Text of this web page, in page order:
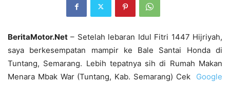
BeritaMotor.Net – Setelah lebaran Idul Fitri 1447 Hijriyah,
saya berkesempatan mampir ke Bale Santai Honda di
Tuntang, Semarang. Lebih tepatnya sih di Rumah Makan
Menara Mbak War (Tuntang, Kab. Semarang) Cek
Google